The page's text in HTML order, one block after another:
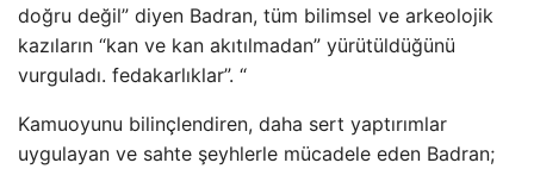
doğru değil” diyen Badran, tüm bilimsel ve arkeolojik
kazıların “kan ve kan akıtılmadan” yürütüldüğünü
vurguladı. fedakarlıklar”. “
Kamuoyunu bilinçlendiren, daha sert yaptırımlar
uygulayan ve sahte şeyhlerle mücadele eden Badran;